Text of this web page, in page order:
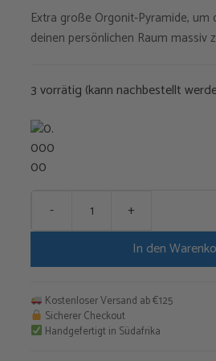
war:
ist:
Extra große Orgonit-Pyramide, um
deinen persönlichen Raum massiv
3 vorrätig (kann nachbestellt
-
Pyramide
+
In den
Kostenloser Versand ab €125
Sicherer Checkout
Handgefertigt in Südafrika